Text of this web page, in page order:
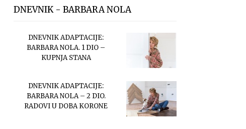
DNEVNIK - BARBARA NOLA
DNEVNIK ADAPTACIJE:
BARBARA NOLA. 1 DIO –
KUPNJA STANA
DNEVNIK ADAPTACIJE:
BARBARA NOLA – 2 DIO.
RADOVI U DOBA KORONE